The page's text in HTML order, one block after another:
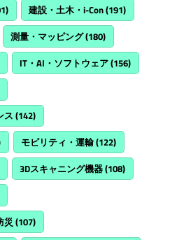
建設・土木・i-Con(191)
測量・マッピング(180)
IT・AI・ソフトウェア(156)
ス (142)
モビリティ・運輸(122)
3Dスキャニング機器(108)
災 (107)